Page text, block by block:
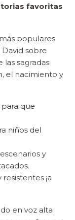
favoritas
populares
sobre
las sagradas
el nacimiento y
que
niños del
y
¡a
en voz alta